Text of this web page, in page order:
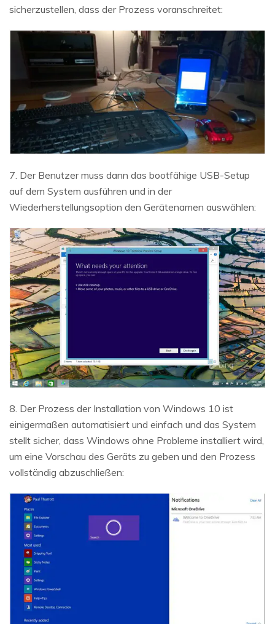
sicherzustellen, dass der Prozess voranschreitet:
7. Der Benutzer muss dann das bootfähige USB-Setup
auf dem System ausführen und in der
Wiederherstellungsoption den Gerätenamen auswählen:
8. Der Prozess der Installation von Windows 10 ist
einigermaßen automatisiert und einfach und das System
stellt sicher, dass Windows ohne Probleme installiert wird,
um eine Vorschau des Geräts zu geben und den Prozess
vollständig abzuschließen: